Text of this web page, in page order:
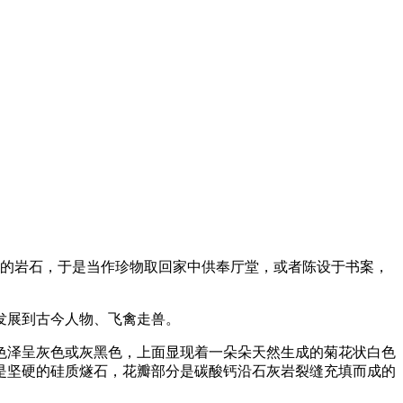
岩石，于是当作珍物取回家中供奉厅堂，或者陈设于书案，
到古今人物、飞禽走兽。
呈灰色或灰黑色，上面显现着一朵朵天然生成的菊花状白色
硬的硅质燧石，花瓣部分是碳酸钙沿石灰岩裂缝充填而成的